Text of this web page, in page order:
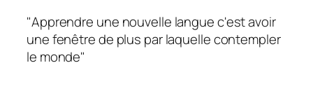
"Apprendre une nouvelle langue c'est avoir
une fenêtre de plus par laquelle contempler
le monde"